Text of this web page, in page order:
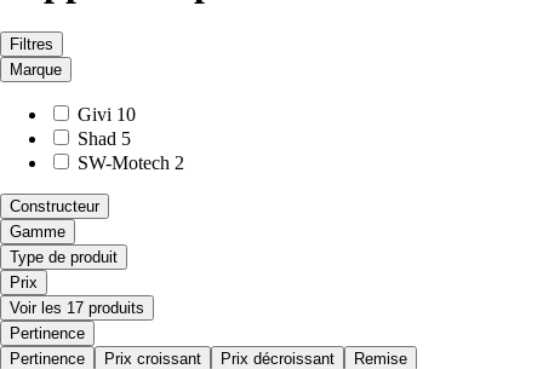
Filtres
Marque
Givi 10
Shad 5
SW-Motech 2
Constructeur
Gamme
Type de produit
Prix
Voir les 17 produits
Pertinence
Pertinence
Prix croissant Prix décroissant Remise